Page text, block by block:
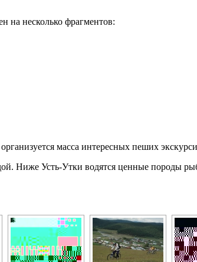
на несколько фрагментов:
масса интересных пеших
Ниже Усть-Утки водятся ценные породы